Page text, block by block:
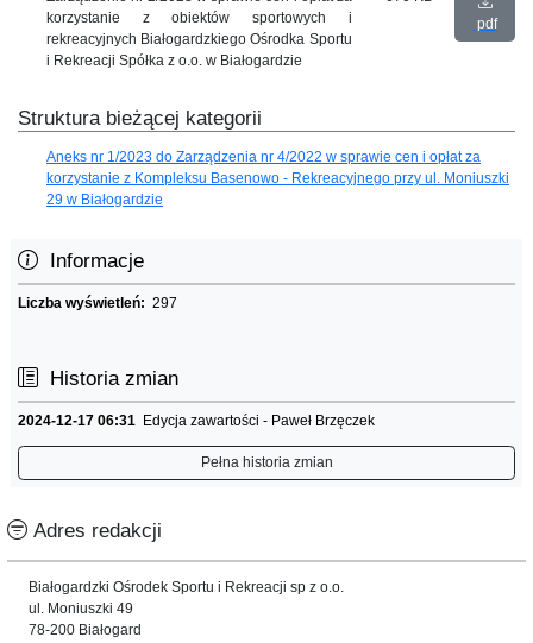
korzystanie z obiektów sportowych i
rekreacyjnych Białogardzkiego Ośrodka Sportu
i Rekreacji Spółka z o.o. w Białogardzie
pdf
Struktura bieżącej kategorii
Aneks nr 1/2023 do Zarządzenia nr 4/2022 w sprawie cen i opłat za
korzystanie z Kompleksu Basenowo - Rekreacyjnego przy ul. Moniuszki
29 w Białogardzie
Informacje
Liczba wyświetleń: 297
Historia zmian
2024-12-17 06:31 Edycja zawartości - Paweł Brzęczek
Pełna historia zmian
Adres redakcji
Białogardzki Ośrodek Sportu i Rekreacji sp z o.o.
ul. Moniuszki 49
78-200 Białogard